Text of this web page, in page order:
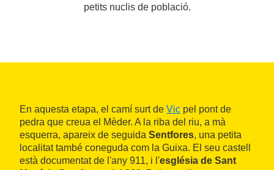
petits nuclis de població.
En aquesta etapa, el camí surt de Vic pel pont de
pedra que creua el Mèder. A la riba del riu, a mà
esquerra, apareix de seguida Sentfores, una petita
localitat també coneguda com la Guixa. El seu castell
està documentat de l'any 911, i l'església de Sant